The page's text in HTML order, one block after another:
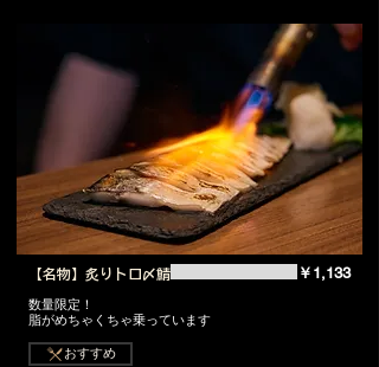
【名物】炙りトロ〆鯖
数量限定！
脂がめちゃくちゃ乗っています
￥1,133
おすすめ